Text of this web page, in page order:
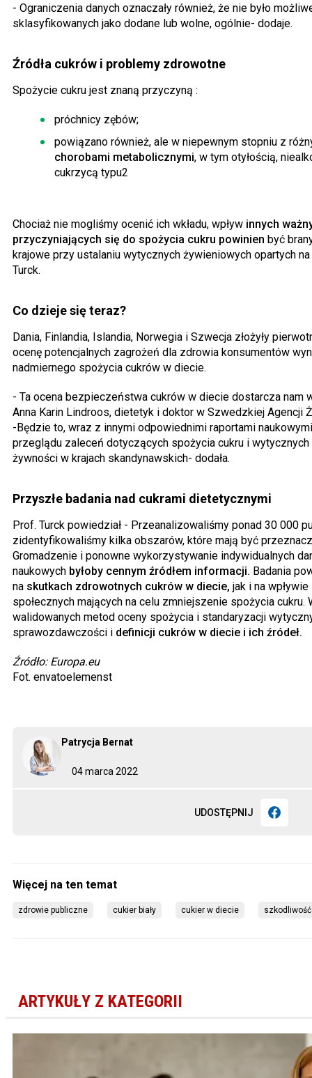
04 marca 2022
Patrycja Bernat
UDOSTĘPNIJ
- Ograniczenia danych oznaczały również, że nie było
sklasyfikowanych jako dodane lub wolne, ogólnie- dodaje.
Źródła cukrów i problemy zdrowotne
Spożycie cukru jest znaną przyczyną :
próchnicy zębów;
powiązano również, ale w niepewnym stopniu z
chorobami metabolicznymi, w tym otyłością,
cukrzycą typu2
Chociaż nie mogliśmy ocenić ich wkładu, wpływ innych
przyczyniających się do spożycia cukru powinien być
krajowe przy ustalaniu wytycznych żywieniowych opartych
Turck.
Co dzieje się teraz?
Dania, Finlandia, Islandia, Norwegia i Szwecja złożyły
ocenę potencjalnych zagrożeń dla zdrowia konsumentów
nadmiernego spożycia cukrów w diecie.
- Ta ocena bezpieczeństwa cukrów w diecie dostarcza nam
Anna Karin Lindroos, dietetyk i doktor w Szwedzkiej Agencji
-Będzie to, wraz z innymi odpowiednimi raportami
przeglądu zaleceń dotyczących spożycia cukru i
żywności w krajach skandynawskich- dodała.
Przyszłe badania nad cukrami dietetycznymi
Prof. Turck powiedział - Przeanalizowaliśmy ponad 30 000
zidentyfikowaliśmy kilka obszarów, które mają być
Gromadzenie i ponowne wykorzystywanie indywidualnych
naukowych byłoby cennym źródłem informacji. Badania
na skutkach zdrowotnych cukrów w diecie, jak i na
społecznych mających na celu zmniejszenie spożycia
walidowanych metod oceny spożycia i standaryzacji
sprawozdawczości i definicji cukrów w diecie i ich źródeł.
Źródło: Europa.eu
Fot. envatoelemenst
zdrowie publiczne cukier biały cukier w diecie
ARTYKUŁY Z KATEGORII